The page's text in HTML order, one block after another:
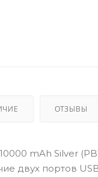
ОТЗЫВЫ
mAh Silver
двух портов